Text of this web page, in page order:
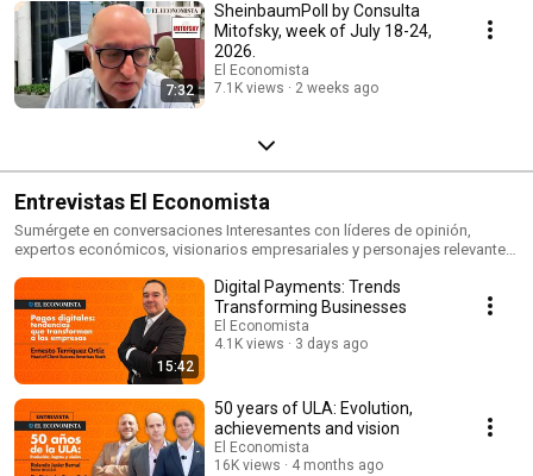
7:32
SheinbaumPoll by Consulta
Mitofsky, week of July 18-24,
2026.
El Economista
7.1K views
2 weeks ago
Entrevistas El Economista
Sumérgete en conversaciones Interesantes con líderes de opinión,
expertos económicos, visionarios empresariales y personajes relevantes
mundo financiero y los desafíos actuales. Mantente al tanto de análisis
profundos y perspectivas únicas que moldean nuestro entorno
económico. ¡No te pierdas ninguna entrevista clave para entender el
pulso económico actual y futuro! 🌍💼🎙️ www.eleconomista.com.mx
15:42
Digital Payments: Trends
Transforming Businesses
El Economista
4.1K views
3 days ago
50 years of ULA: Evolution,
achievements and vision
El Economista
16K views
4 months ago